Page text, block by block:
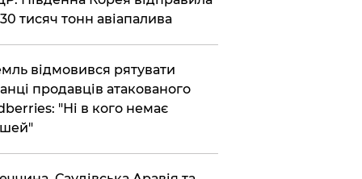
тисяч тонн авіапалива
відмовився рятувати
продавців атакованого
"Ні в кого немає